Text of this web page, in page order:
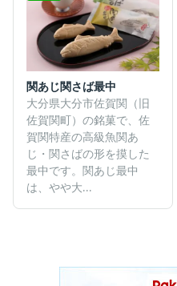
関あじ関さば最中
大分県大分市佐賀関（旧
佐賀関町）の銘菓で、佐
賀関特産の高級魚関あ
じ・関さばの形を摸した
最中です。関あじ最中
は、やや大...